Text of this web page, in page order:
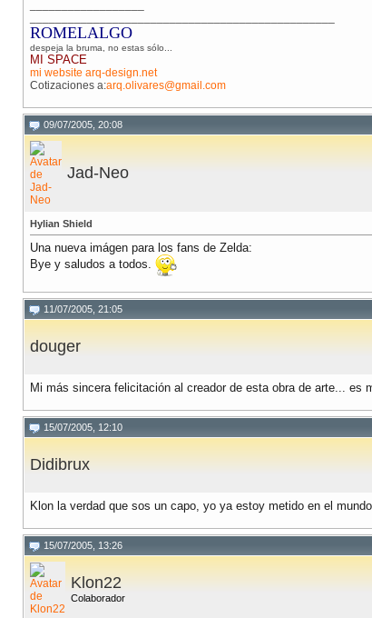
ROMELALGO
despeja la bruma, no estas sólo...
MI SPACE
mi website arq-design.net
Cotizaciones a:arq.olivares@gmail.com
09/07/2005, 20:08
Jad-Neo
Hylian Shield
Una nueva imágen para los fans de Zelda:
Bye y saludos a todos.
11/07/2005, 21:05
douger
Mi más sincera felicitación al creador de esta obra de arte... es
15/07/2005, 12:10
Didibrux
Klon la verdad que sos un capo, yo ya estoy metido en el
15/07/2005, 13:26
Klon22
Colaborador